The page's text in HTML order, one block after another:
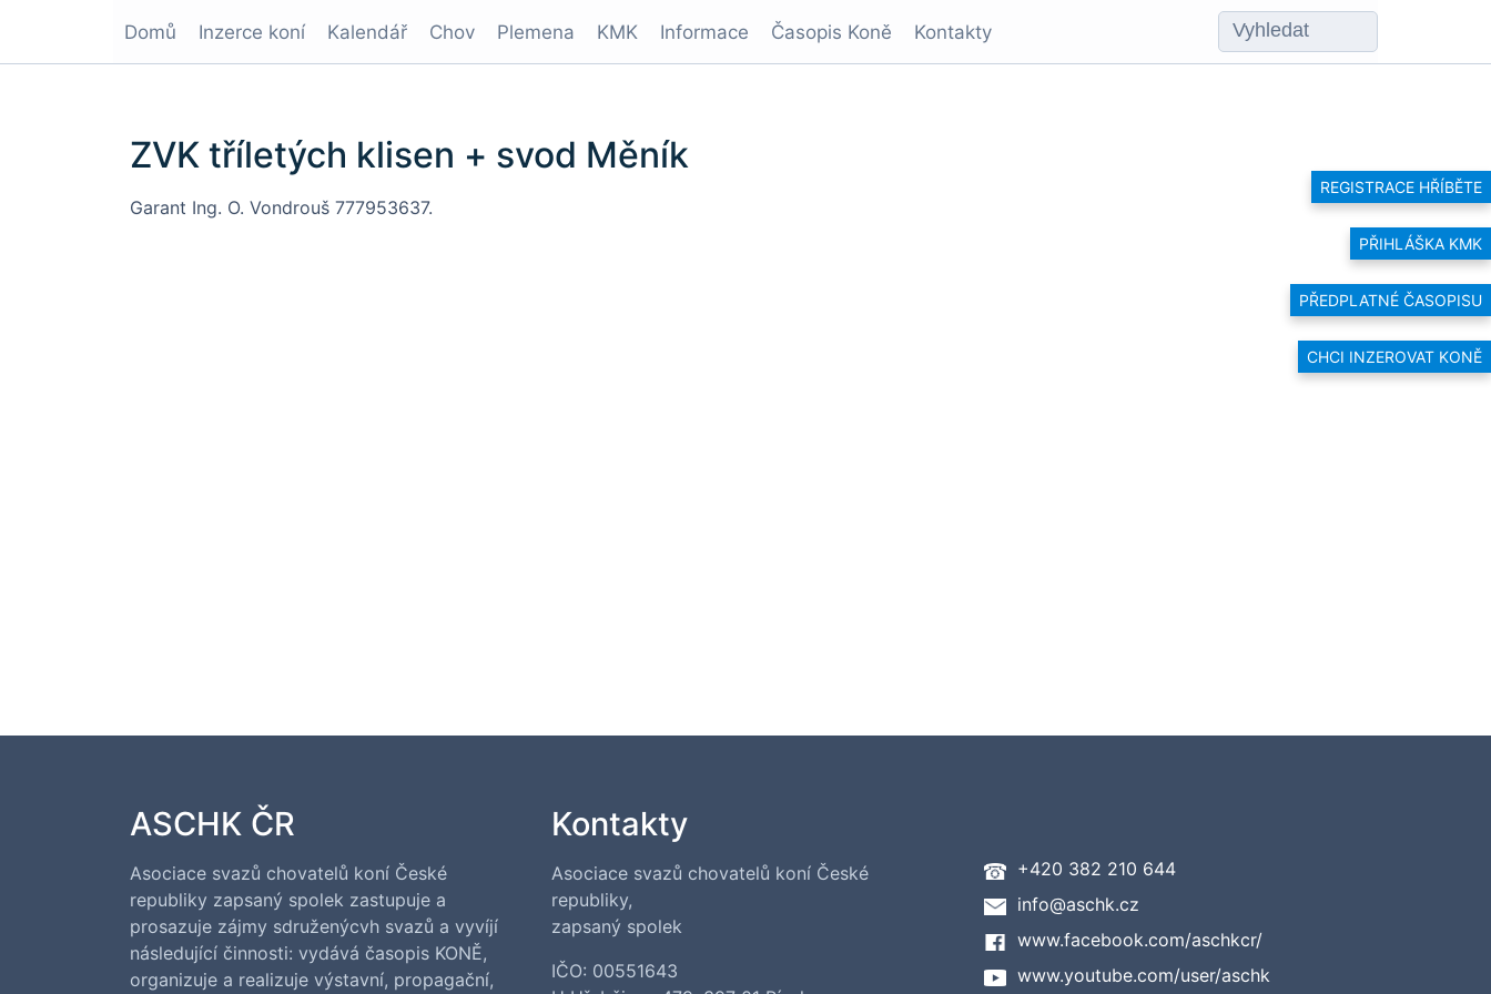
REGISTRACE HŘÍBĚTE
PŘIHLÁŠKA KMK
PŘEDPLATNÉ ČASOPISU
CHCI INZEROVAT KONĚ
Domů Inzerce koní Kalendář Chov Plemena KMK Informace Časopis Koně Kontakty
ZVK tříletých klisen + svod Měník
Garant Ing. O. Vondrouš 777953637.
ASCHK ČR
Asociace svazů chovatelů koní České
republiky zapsaný spolek zastupuje a
prosazuje zájmy sdruženýcvh svazů a vyvíjí
následující činnosti: vydává časopis KONĚ,
organizuje a realizuje výstavní, propagační,
Kontakty
Asociace svazů chovatelů koní České
republiky,
zapsaný spolek
IČO: 00551643
+420 382 210 644
info@aschk.cz
www.facebook.com/aschkcr/
www.youtube.com/user/aschk